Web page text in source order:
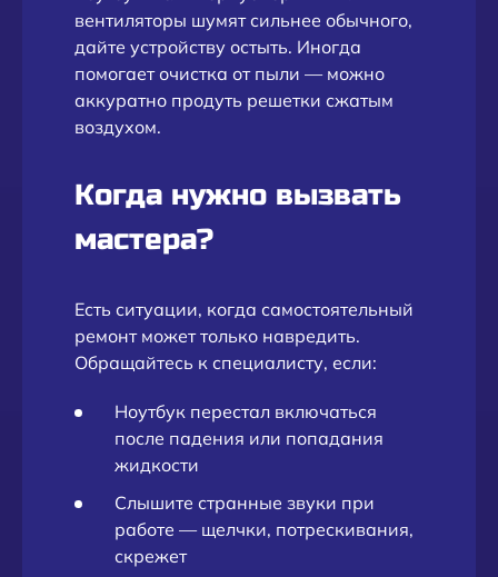
вентиляторы шумят сильнее обычного,
дайте устройству остыть. Иногда
помогает очистка от пыли — можно
аккуратно продуть решетки сжатым
воздухом.
Когда нужно вызвать
мастера?
Есть ситуации, когда самостоятельный
ремонт может только навредить.
Обращайтесь к специалисту, если:
Ноутбук перестал включаться
после падения или попадания
жидкости
Слышите странные звуки при
работе — щелчки, потрескивания,
скрежет